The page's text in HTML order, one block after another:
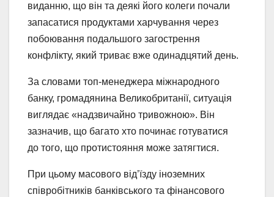
виданню, що він та деякі його колеги почали
запасатися продуктами харчування через
побоювання подальшого загострення
конфлікту, який триває вже одинадцятий день.
За словами топ-менеджера міжнародного
банку, громадянина Великобританії, ситуація
виглядає «надзвичайно тривожною». Він
зазначив, що багато хто починає готуватися
до того, що протистояння може затягтися.
При цьому масового від’їзду іноземних
співробітників банківського та фінансового